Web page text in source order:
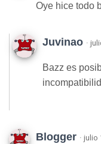
Oye hice todo
Juvinao ·
Bazz es
Blogger ·